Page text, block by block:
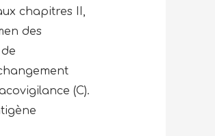
chapitres II,
des
(C).